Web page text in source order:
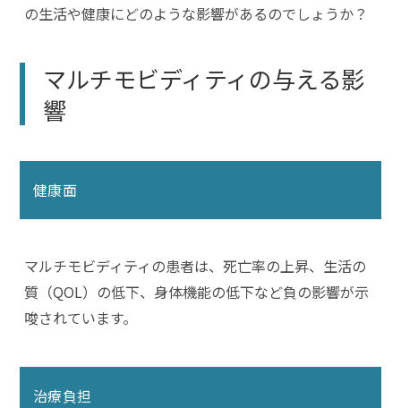
の生活や健康にどのような影響があるのでしょうか？
マルチモビディティの与える影
響
健康面
マルチモビディティの患者は、死亡率の上昇、生活の
質（QOL）の低下、身体機能の低下など負の影響が示
唆されています。
治療負担